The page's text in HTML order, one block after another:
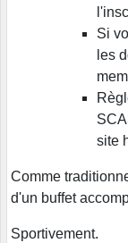
Si
les
site
Comme
d'un buffet
Sportivement.